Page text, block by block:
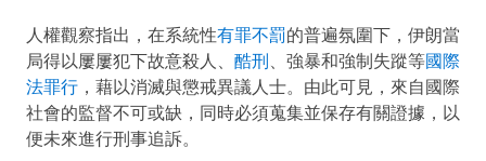
人權觀察指出，在系統性有罪不罰的普遍氛圍下，伊朗當
局得以屢屢犯下故意殺人、 酷刑 、強暴和強制失蹤等國際
法罪行 ，藉以消滅與懲戒異議人士。由此可見，來自國際
社會的監督不可或缺，同時必須蒐集並保存有關證據，以
便未來進行刑事追訴。